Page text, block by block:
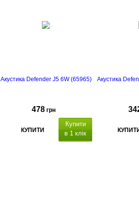
Акустика Defender J5 6W (65965)
478 грн
КУПИТИ
Купити
в 1 клік
Акустика